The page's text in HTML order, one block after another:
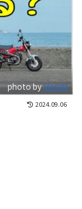
photo byHonda
2024.09.06